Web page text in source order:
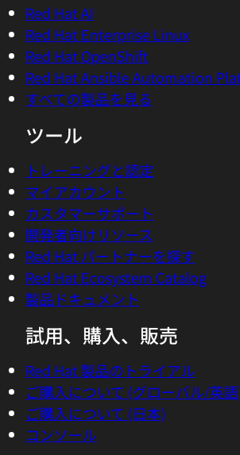
Red Hat AI
Red Hat Enterprise Linux
Red Hat OpenShift
Red Hat Ansible Automation
すべての製品を見る
ツール
トレーニングと認定
マイアカウント
カスタマーサポート
開発者向けリソース
Red Hat パートナーを探す
Red Hat Ecosystem Catalog
製品ドキュメント
試用、購入、販売
Red Hat 製品のトライアル
ご購入について (グローバル/英
ご購入について (日本)
コンソール